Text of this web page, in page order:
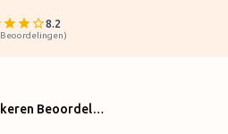
8.2
Beoordelingen)
NuParkeren Beoordelingen